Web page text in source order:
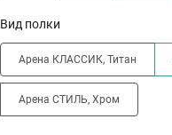
Вид полки
Арена КЛАССИК, Титан
Арена СТИЛЬ, Хром